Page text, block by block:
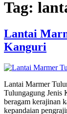
Tag:
Lantai
Kanguri
Lantai Marmer
Tulungagung Jenis
beragam kerajinan
kepandaian